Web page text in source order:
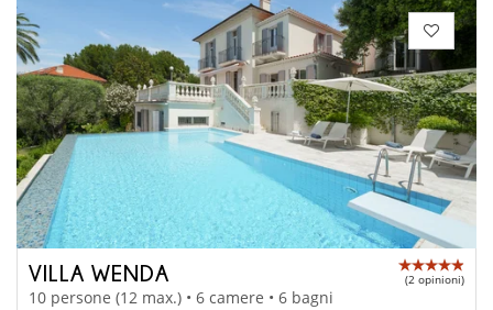
VILLA WENDA (2 opinioni)
10 persone (12 max.) • 6 camere • 6 bagni